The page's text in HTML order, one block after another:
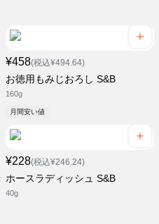
¥458(税込¥494.64)
お徳用もみじおろし S&B
160g
月間安い値
¥228(税込¥246.24)
ホースラディッシュ S&B
40g